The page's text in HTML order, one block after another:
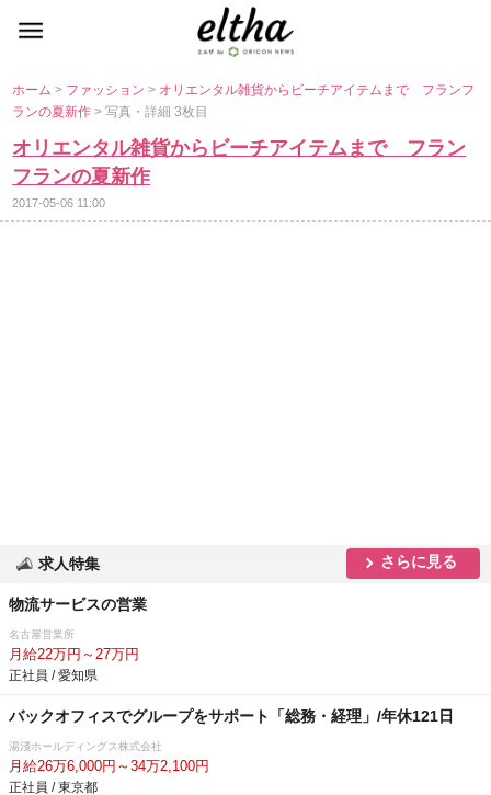
ホーム> ファッション> オリエンタル雑貨からビーチアイテムまで フランフ
ランの夏新作> 写真・詳細 3枚目
オリエンタル雑貨からビーチアイテムまで フラン
フランの夏新作
2017-05-06 11:00
求人特集 さらに見る
物流サービスの営業
名古屋営業所
月給22万円～27万円
正社員 / 愛知県
バックオフィスでグループをサポート「総務・経理」/年休121日
湯淺ホールディングス株式会社
月給26万6,000円～34万2,100円
正社員 / 東京都